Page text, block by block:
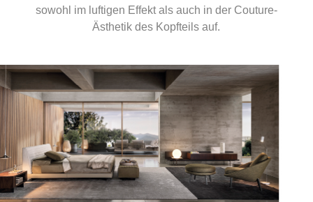
sowohl im luftigen Effekt als auch in der Couture-
Ästhetik des Kopfteils auf.